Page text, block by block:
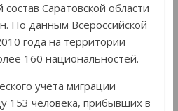
Саратовской области
По данным Всероссийской
года на территории
160 национальностей.
учета миграции
153 человека, прибывших в